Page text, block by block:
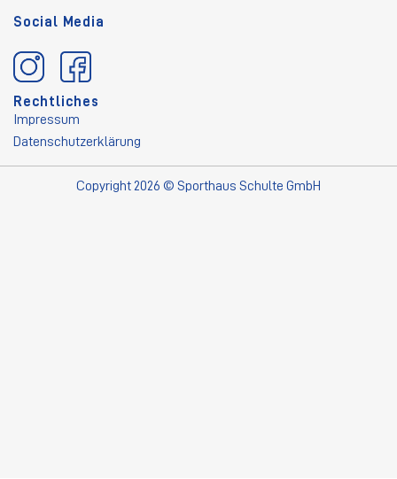
Social Media
Rechtliches
Impressum
Datenschutzerklärung
Copyright 2026 © Sporthaus Schulte GmbH